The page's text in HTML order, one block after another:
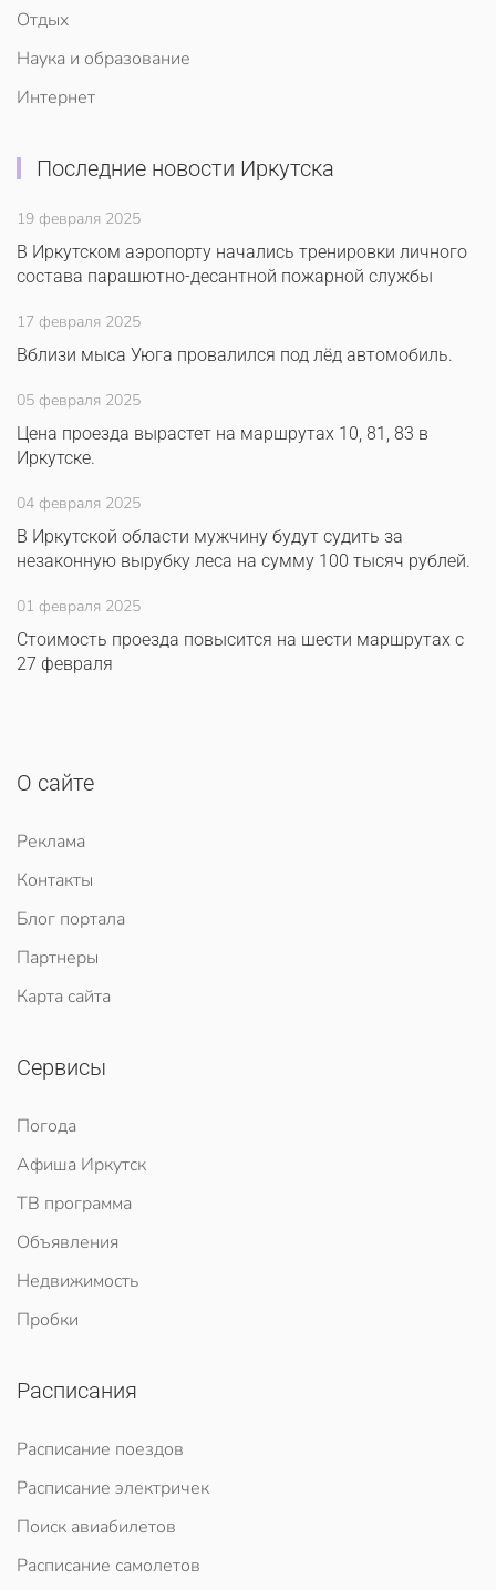
Отдых
Наука и образование
Интернет
Последние новости Иркутска
19 февраля 2025
В Иркутском аэропорту начались тренировки личного
состава парашютно-десантной пожарной службы
17 февраля 2025
Вблизи мыса Уюга провалился под лёд автомобиль.
05 февраля 2025
Цена проезда вырастет на маршрутах 10, 81, 83 в
Иркутске.
04 февраля 2025
В Иркутской области мужчину будут судить за
незаконную вырубку леса на сумму 100 тысяч рублей.
01 февраля 2025
Стоимость проезда повысится на шести маршрутах с
27 февраля
О сайте
Реклама
Контакты
Блог портала
Партнеры
Карта сайта
Сервисы
Погода
Афиша Иркутск
ТВ программа
Объявления
Недвижимость
Пробки
Расписания
Расписание поездов
Расписание электричек
Поиск авиабилетов
Расписание самолетов